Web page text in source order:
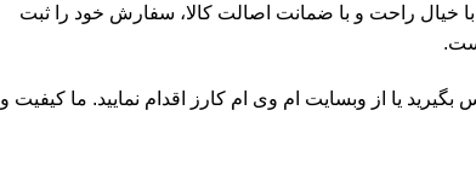
وی ام کارز با خیال راحت و با ضمانت اصالت کالا، سفارش خود را ثبت
ما تماس بگیرید یا از وبسایت ام وی ام کارز اقدام نمایید. ما کیفیت و